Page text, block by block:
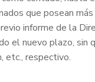
que posean
informe de la
el nuevo plazo,
etc., respectivo.